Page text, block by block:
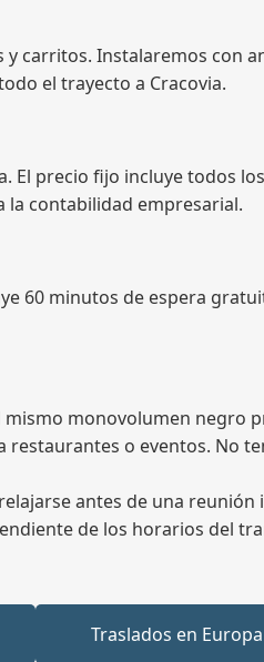
carritos. Instalaremos con
el trayecto a Cracovia.
El precio fijo incluye todos
la contabilidad empresarial.
60 minutos de espera
mismo monovolumen negro
o eventos. No
antes de una
de los horarios del
Traslados en Europa